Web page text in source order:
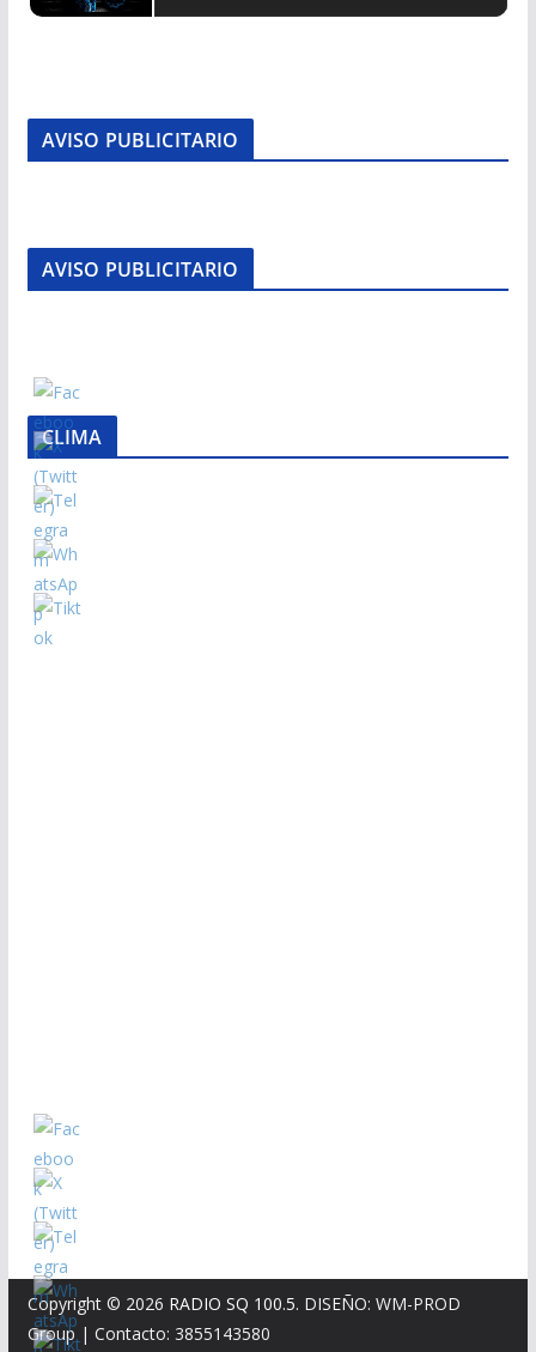
AVISO PUBLICITARIO
AVISO PUBLICITARIO
CLIMA
Copyright © 2026 RADIO SQ 100.5. DISEÑO: WM-PROD
Group | Contacto: 3855143580